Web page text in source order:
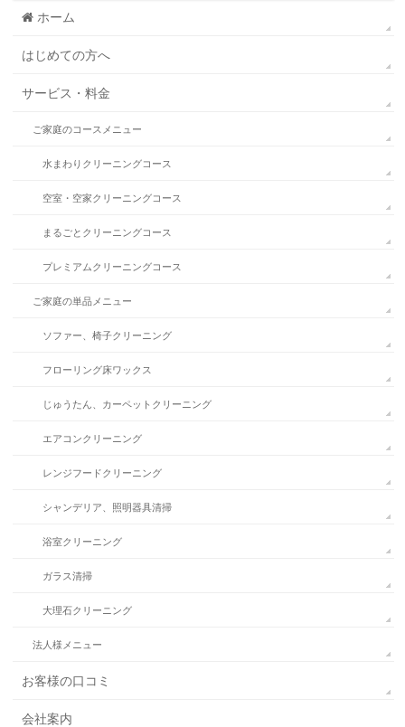
ホーム
はじめての方へ
サービス・料金
ご家庭のコースメニュー
水まわりクリーニングコース
空室・空家クリーニングコース
まるごとクリーニングコース
プレミアムクリーニングコース
ご家庭の単品メニュー
ソファー、椅子クリーニング
フローリング床ワックス
じゅうたん、カーペットクリーニング
エアコンクリーニング
レンジフードクリーニング
シャンデリア、照明器具清掃
浴室クリーニング
ガラス清掃
大理石クリーニング
法人様メニュー
お客様の口コミ
会社案内